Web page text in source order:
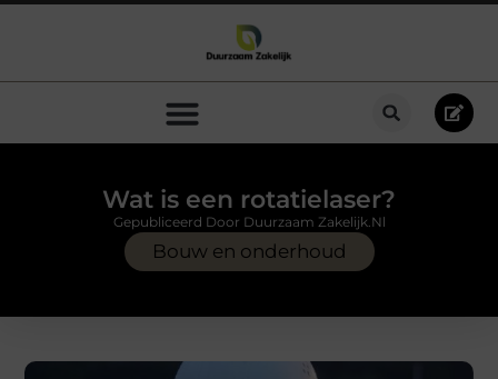
Wat is een rotatielaser?
Bouw en onderhoud
Gepubliceerd Door Duurzaam Zakelijk.nl